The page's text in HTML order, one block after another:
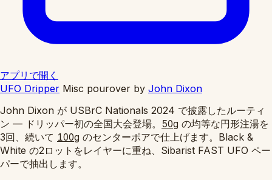
アプリで開く
UFO Dripper Misc pourover by John Dixon
John Dixon が USBrC Nationals 2024 で披露したルーティ
ン — ドリッパー初の全国大会登場。 50g の均等な円形注湯を
3回、続いて 100g のセンターポアで仕上げます。Black &
White の2ロットをレイヤーに重ね、Sibarist FAST UFO ペー
パーで抽出します。